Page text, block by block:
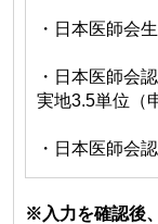
・日本医師会
・日本医師会
実地3.5単位（
・日本医師会
※入力を確認後